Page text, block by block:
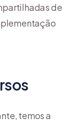
de
temos a